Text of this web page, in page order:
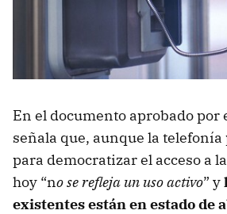
En el documento aprobado por
señala que, aunque la
para democratizar el acceso a
hoy “no se refleja un uso activo” y
existentes están en estado de